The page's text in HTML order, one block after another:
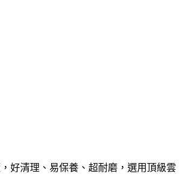
好清理、易保養、超耐磨，選用頂級雲